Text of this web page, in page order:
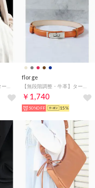
florge
￥1,740
50%OFF 15%